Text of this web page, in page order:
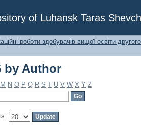
of Luhansk Taras
Author
роботи здобувачів вищої освіти
by Author
M N O P Q R S T U V W X Y Z